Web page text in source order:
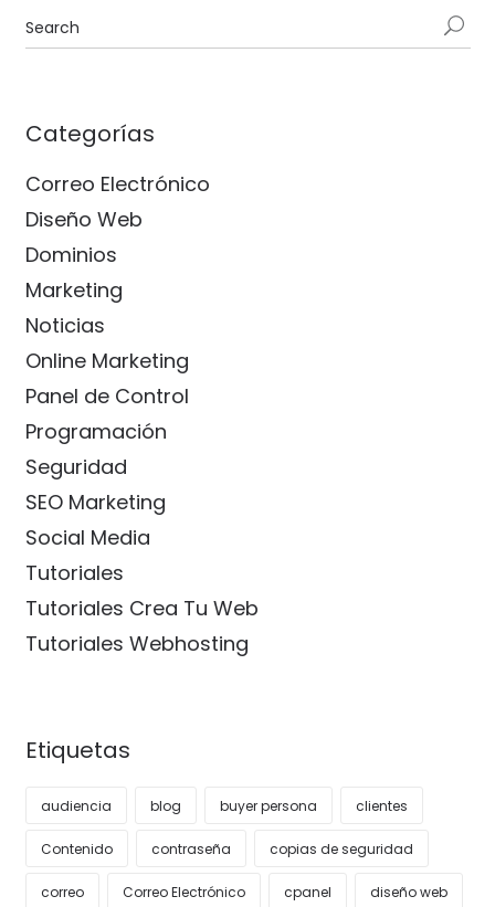
Categorías
Correo Electrónico
Diseño Web
Dominios
Marketing
Noticias
Online Marketing
Panel de Control
Programación
Seguridad
SEO Marketing
Social Media
Tutoriales
Tutoriales Crea Tu Web
Tutoriales Webhosting
Etiquetas
audiencia blog buyer persona clientes
Contenido contraseña copias de seguridad
correo Correo Electrónico cpanel diseño web